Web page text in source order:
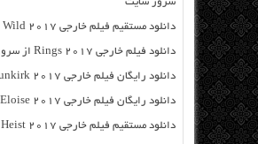
دانلود مستقیم فیلم خارجی Running Wild 2017 از سرور سایت
دانلود فیلم خارجی Rings 2017 از سرور سایت
دانلود رایگان فیلم خارجی Dunkirk 2017 با لینک مستقیم
دانلود رایگان فیلم خارجی Eloise 2017 با لینک مستقیم
دانلود مستقیم فیلم خارجی Essex Heist 2017 از سرور سایت